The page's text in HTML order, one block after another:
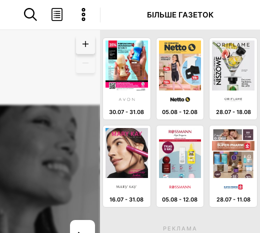
БІЛЬШЕ ГАЗЕТОК
30.07-31.08 05.08-12.08 28.07 - 18.08
16.07-31.08 05.08-12.08 28.07 - 11.08
РЕКЛАМА